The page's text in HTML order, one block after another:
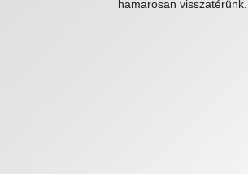
hamarosan visszatérünk.